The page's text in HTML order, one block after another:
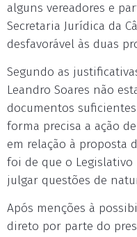
alguns vereadores e
Secretaria Jurídica da
desfavorável às duas
Segundo as
Leandro Soares não
documentos
forma precisa a ação
em relação à proposta
foi de que o
julgar questões de
Após menções à
direto por parte do